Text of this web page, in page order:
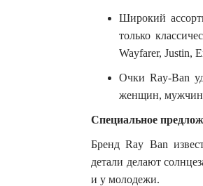
Широкий
только
Wayfarer, Justin,
Очки Ray-Ban
женщин, мужчин
Специальное
Бренд Ray Ban
детали делают
и у молодежи.